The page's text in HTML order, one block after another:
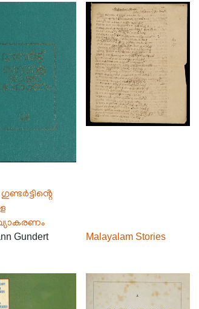
Gundert
Malayalam Stories